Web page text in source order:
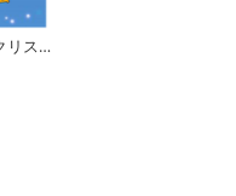
いわき市立草野心平記念文学館「クリスマスえほんコンサート」《要事前申込》